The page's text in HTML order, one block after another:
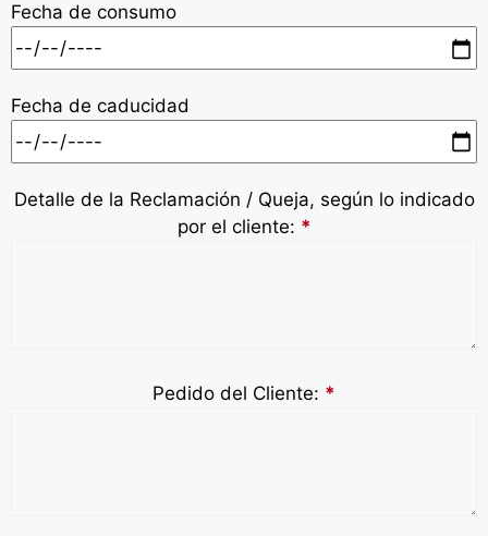
Fecha de consumo
Fecha de caducidad
Detalle de la Reclamación / Queja, según lo indicado
por el cliente: *
Pedido del Cliente: *